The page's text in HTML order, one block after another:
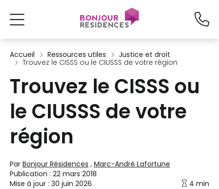
Accueil Ressources utiles
Justice et droit
Trouvez le CISSS ou le CIUSSS de votre région
Trouvez le CISSS ou
le CIUSSS de votre
région
Par Bonjour Résidences , Marc-André Lafortune
Publication : 22 mars 2018
Mise à jour : 30 juin 2026 4 min